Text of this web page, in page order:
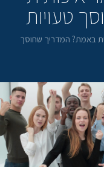
טעויות
באמת? המדריך שחוסך